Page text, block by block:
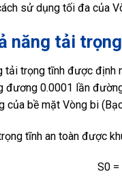
sử dụng tối đa của
năng tải
tải trọng tĩnh được định
đương 0.0001 lần
của bề mặt Vòng bi
tĩnh an toàn được
= C0/